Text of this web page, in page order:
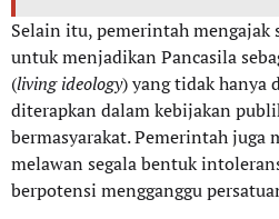
Selain itu, pemerintah mengajak
untuk menjadikan Pancasila
(living ideology) yang tidak hanya
diterapkan dalam kebijakan
bermasyarakat. Pemerintah juga
melawan segala bentuk
berpotensi mengganggu